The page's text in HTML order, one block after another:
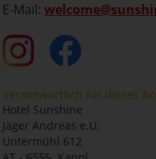
E-Mail:
Verantwortlich für dieses
Hotel Sunshine
Jäger Andreas e.U.
Untermühl 612